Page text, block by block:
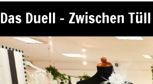
Das Duell – Zwischen